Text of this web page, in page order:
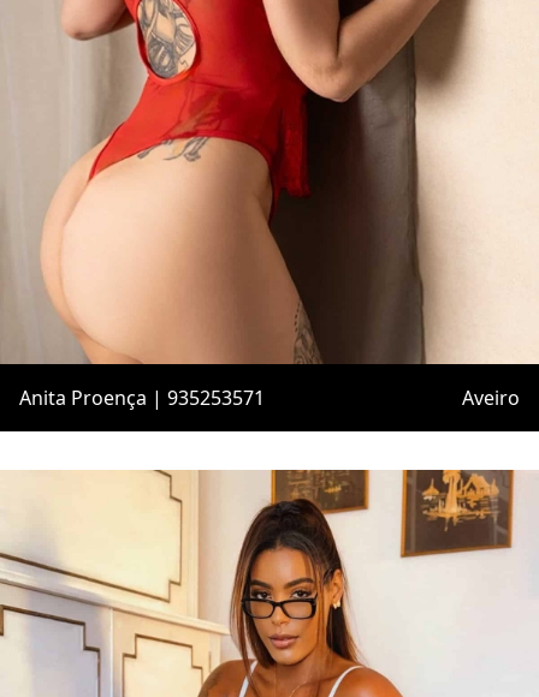
Anita Proença | 935253571 Aveiro